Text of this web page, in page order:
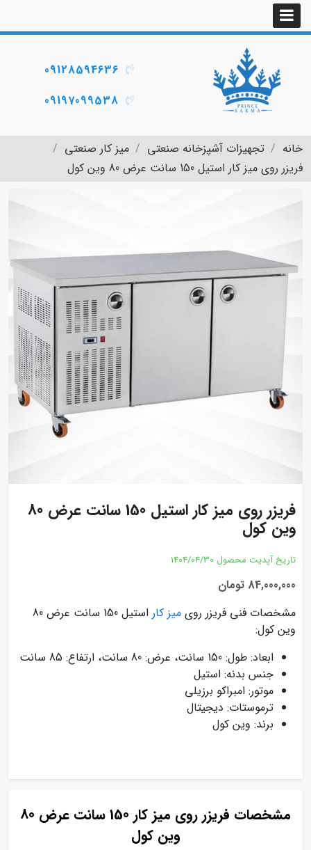
09128594636
09197099538
خانه تجهیزات آشپزخانه صنعتی
میز کار صنعتی
فریزر روی میز کار استیل 150 سانت عرض 80 وین کول
فریزر روی میز کار استیل 150 سانت عرض 80
وین کول
تاریخ آپدیت محصول 1404/04/30
84,000,000 تومان
مشخصات فنی فریزر روی میز کار
استیل 150 سانت عرض 80
وین کول:
ابعاد: طول: 150 سانت، عرض: 80 سانت، ارتفاع: 85 سانت
جنس بدنه: استیل
موتور: امبراکو برزیلی
ترموستات: دیجیتال
برند: وین کول
مشخصات فریزر روی میز کار 150 سانت عرض 80
وین کول